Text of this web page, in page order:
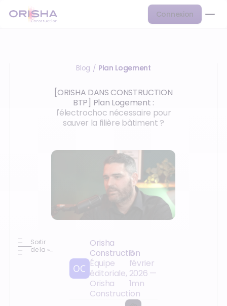
Connexion
Blog / Plan Logement
[ORISHA DANS CONSTRUCTION
BTP] Plan Logement :
l'électrochoc nécessaire pour
sauver la filière bâtiment ?
Sortir
de la «
Orisha
Construction
Équipe
éditoriale,
Orisha
Construction
6
février
2026 —
1mn